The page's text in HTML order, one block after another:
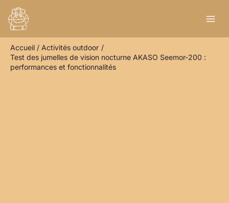
contenu
Accueil
Activités outdoor
Test des jumelles de vision nocturne AKASO Seemor-200 :
performances et fonctionnalités
e
h
e